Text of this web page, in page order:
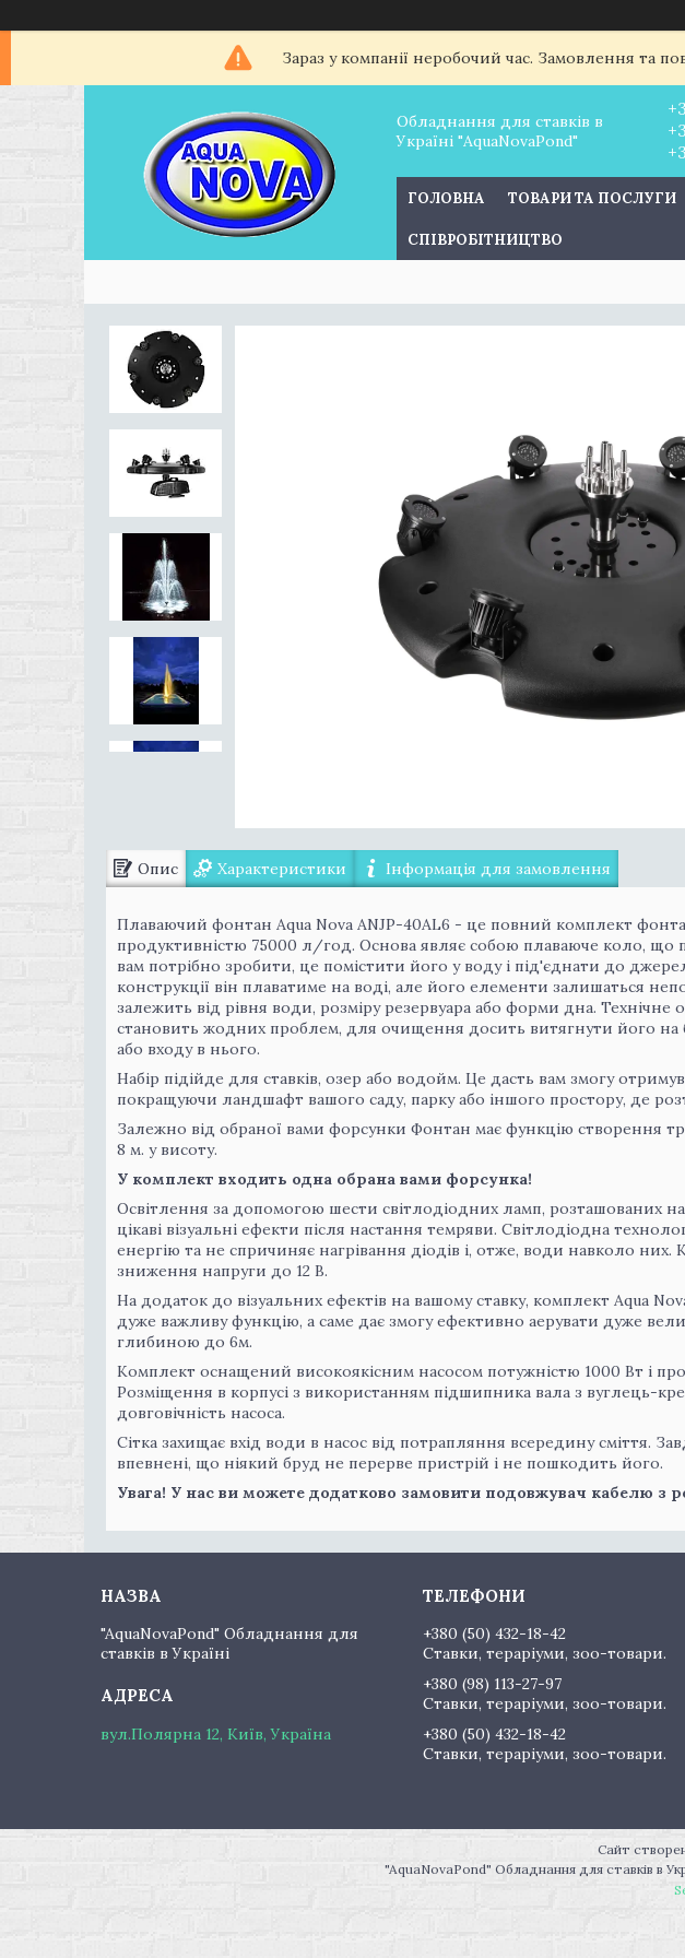
Зараз у компанії неробочий час. Замовлення та
Обладнання для ставків в
Україні "AquaNovaPond"
ГОЛОВНА ТОВАРИ ТА ПОСЛУГИ
СПІВРОБІТНИЦТВО
Опис Характеристики Інформація для замовлення
Плаваючий фонтан Aqua Nova ANJP-40АL6 - це повний комплект
продуктивністю 75000 л/год. Основа являє собою плаваюче коло, що
вам потрібно зробити, це помістити його у воду і під'єднати до
конструкції він плаватиме на воді, але його елементи залишаться
залежить від рівня води, розміру резервуара або форми дна. Технічне
становить жодних проблем, для очищення досить витягнути його на
або входу в нього.
Набір підійде для ставків, озер або водойм. Це дасть вам змогу
покращуючи ландшафт вашого саду, парку або іншого простору, де
Залежно від обраної вами форсунки Фонтан має функцію створення
8 м. у висоту.
У комплект входить одна обрана вами форсунка!
Освітлення за допомогою шести світлодіодних ламп, розташованих
цікаві візуальні ефекти після настання темряви. Світлодіодна
енергію та не спричиняє нагрівання діодів і, отже, води навколо них.
зниження напруги до 12 В.
На додаток до візуальних ефектів на вашому ставку, комплект Aqua
дуже важливу функцію, а саме дає змогу ефективно аерувати дуже
глибиною до 6м.
Комплект оснащений високоякісним насосом потужністю 1000 Вт і
Розміщення в корпусі з використанням підшипника вала з вуглець-
довговічність насоса.
Сітка захищає вхід води в насос від потрапляння всередину сміття.
впевнені, що ніякий бруд не перерве пристрій і не пошкодить його.
Увага! У нас ви можете додатково замовити подовжувач кабелю з
"AquaNovaPond" Обладнання для
ставків в Україні
вул.Полярна 12, Київ, Україна
+380 (50) 432-18-42
Ставки, тераріуми, зоо-товари.
+380 (98) 113-27-97
Ставки, тераріуми, зоо-товари.
+380 (50) 432-18-42
Ставки, тераріуми, зоо-товари.
Сайт